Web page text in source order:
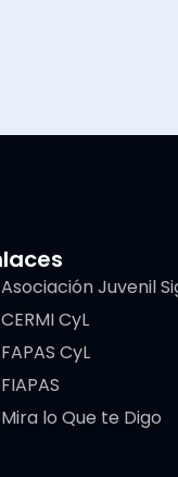
Asociación Juvenil
CERMI CyL
FAPAS CyL
FIAPAS
Mira lo Que te Digo